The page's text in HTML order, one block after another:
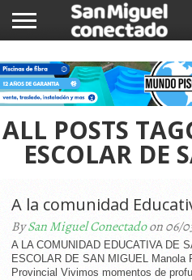
NOTICIAS
COMUNIDAD
COMERCIOS
ALL POSTS
ESCOLAR DE
A la comunidad
BySan Miguel Conectadoon 06/
A LA COMUNIDAD EDUCATIVA DE
ESCOLAR DE SAN MIGUEL Manola
Provincial Vivimos momentos de